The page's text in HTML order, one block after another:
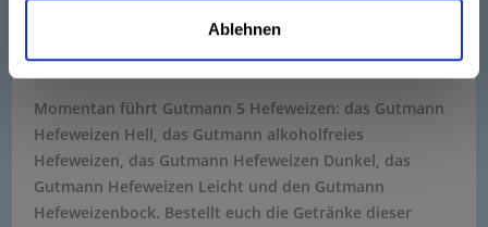
Ablehnen
Hinzugefügt
Momentan führt Gutmann 5 Hefeweizen: das Gutmann
Hefeweizen Hell, das Gutmann alkoholfreies
Hefeweizen, das Gutmann Hefeweizen Dunkel, das
Gutmann Hefeweizen Leicht und den Gutmann
Hefeweizenbock. Bestellt euch die Getränke dieser